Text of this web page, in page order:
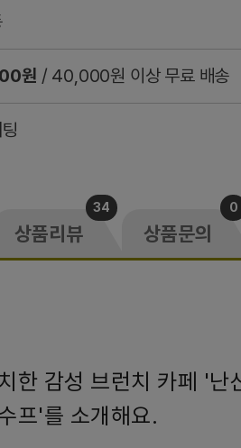
원 / 40,000원 이상 무료 배송
상품리뷰
34
상품문의
0
한 감성 브런치 카페 '난
프'를 소개해요.